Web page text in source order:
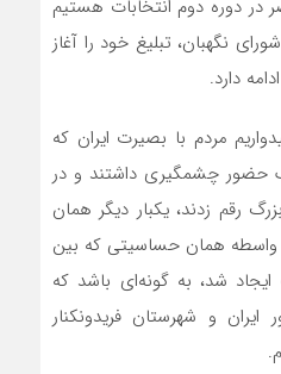
دوره دوم انتخابات هستیم
نگهبان، تبلیغ خود را آغاز
دارد.
مردم با بصیرت ایران که
حضور چشمگیری داشتند و در
رقم زدند، یکبار دیگر همان
همان حساسیتی که بین
شد، به گونه‌ای باشد که
و شهرستان فریدونکنار